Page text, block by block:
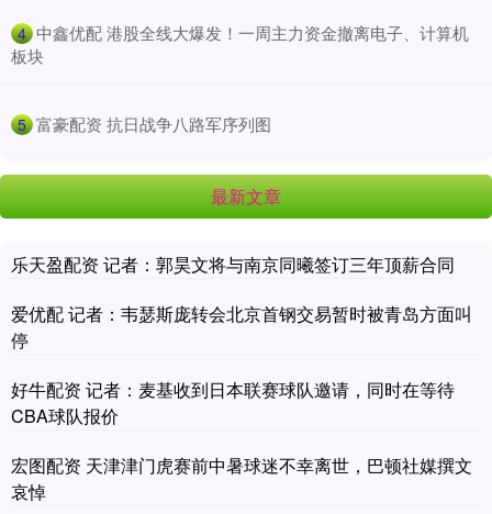
4 ​中鑫优配 港股全线大爆发！一周主力资金撤离电子、计算机
板块
5 ​富豪配资 抗日战争八路军序列图
最新文章
乐天盈配资 记者：郭昊文将与南京同曦签订三年顶薪合同
爱优配 记者：韦瑟斯庞转会北京首钢交易暂时被青岛方面叫
停
好牛配资 记者：麦基收到日本联赛球队邀请，同时在等待
CBA球队报价
宏图配资 天津津门虎赛前中暑球迷不幸离世，巴顿社媒撰文
哀悼